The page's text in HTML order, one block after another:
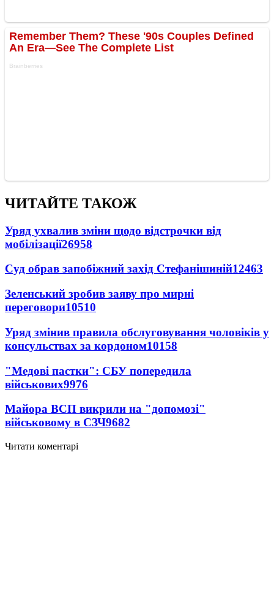
ЧИТАЙТЕ ТАКОЖ
Уряд ухвалив зміни щодо відстрочки від
мобілізації26958
Суд обрав запобіжний захід Стефанішиній12463
Зеленський зробив заяву про мирні
переговори10510
Уряд змінив правила обслуговування чоловіків у
консульствах за кордоном10158
"Медові пастки": СБУ попередила
військових9976
Майора ВСП викрили на "допомозі"
військовому в СЗЧ9682
Читати коментарі